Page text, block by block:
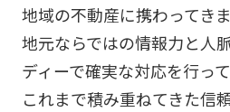
地域の不動産に携わってきま
地元ならではの情報力と人
ディーで確実な対応を行って
これまで積み重ねてきた信